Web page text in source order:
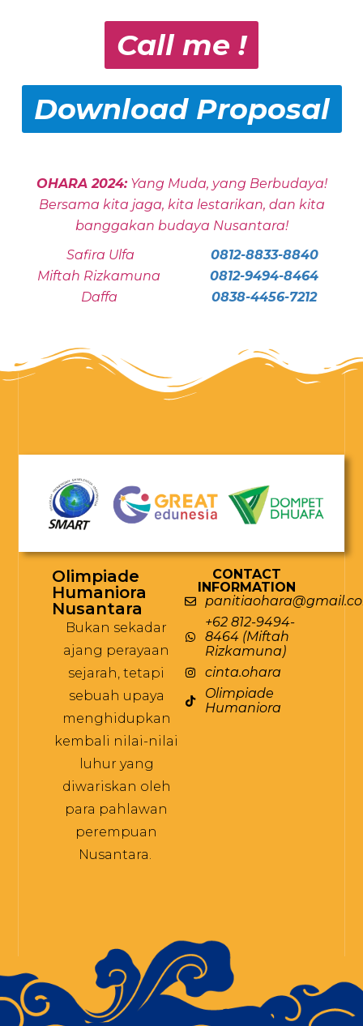
Call me !
Download Proposal
OHARA 2024:Yang Muda, yang Berbudaya!
Bersama kita jaga, kita lestarikan, dan kita
banggakan budaya Nusantara!
Safira Ulfa
Miftah Rizkamuna
Daffa
0812-8833-8840
0812-9494-8464
0838-4456-7212
Olimpiade
Humaniora
Nusantara
Bukan sekadar
ajang perayaan
sejarah, tetapi
sebuah upaya
menghidupkan
kembali nilai-nilai
luhur yang
diwariskan oleh
para pahlawan
perempuan
Nusantara.
CONTACT
INFORMATION
+62 812-9494-
8464 (Miftah
Rizkamuna)
cinta.ohara
Olimpiade
Humaniora